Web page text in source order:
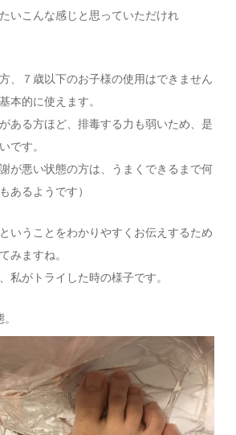
いこんな感じと思っていただけれ
、７歳以下のお子様の使用はできません
本的に使えます。
ある方ほど、排毒する力も弱いため、是
です。
が悪い状態の方は、うまくできるまで何
あるようです）
いうことをわかりやすくお伝えするため
みますね。
私がトライした時の様子です。